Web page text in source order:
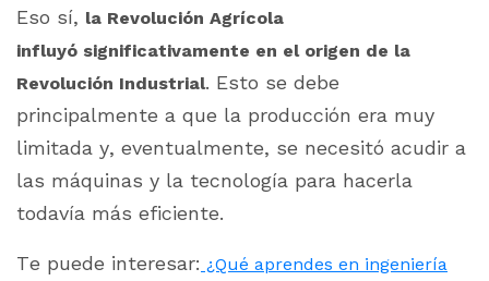
Eso sí, la Revolución Agrícola
influyó significativamente en el origen de la
Revolución Industrial. Esto se debe
principalmente a que la producción era muy
limitada y, eventualmente, se necesitó acudir a
las máquinas y la tecnología para hacerla
todavía más eficiente.
Te puede interesar: ¿Qué aprendes en ingeniería